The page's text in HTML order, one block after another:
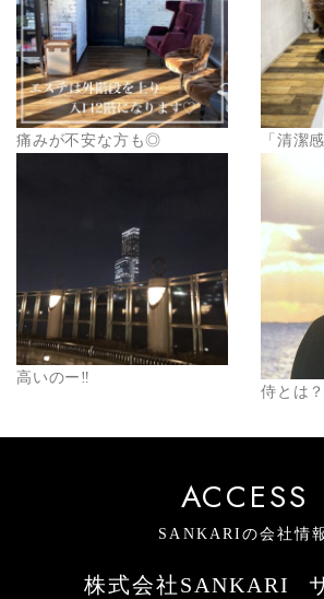
痛みが不安な方も◎ 「清潔
高いのー‼️
侍とは？
ACCESS
SANKARIの会社情
株式会社SANKARI